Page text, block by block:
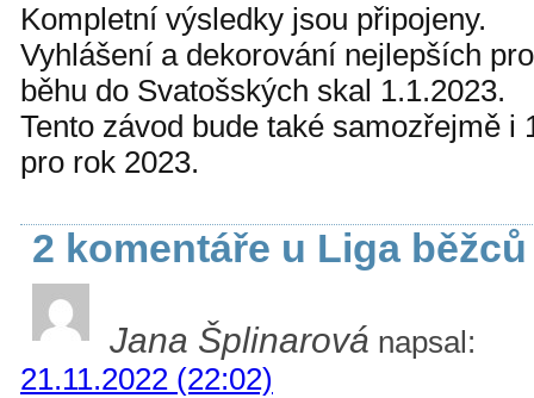
Kompletní výsledky jsou připojeny.
Vyhlášení a dekorování nejlepších
běhu do Svatošských skal 1.1.2023.
Tento závod bude také samozřejmě i
pro rok 2023.
2 komentáře u Liga
Jana Šplinarová napsal:
21.11.2022 (22:02)